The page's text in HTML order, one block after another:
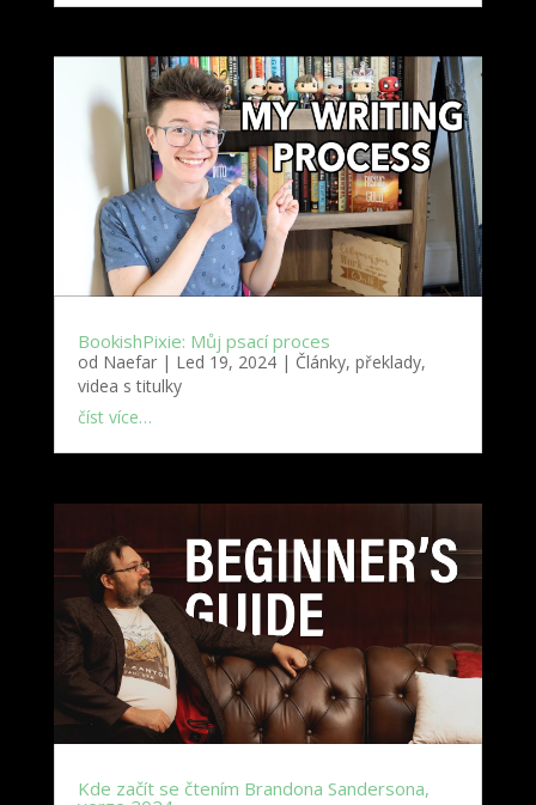
BookishPixie: Můj psací proces
od Naefar| Led 19, 2024| Články, překlady,
videa s titulky
číst více…
Kde začít se čtením Brandona Sandersona,